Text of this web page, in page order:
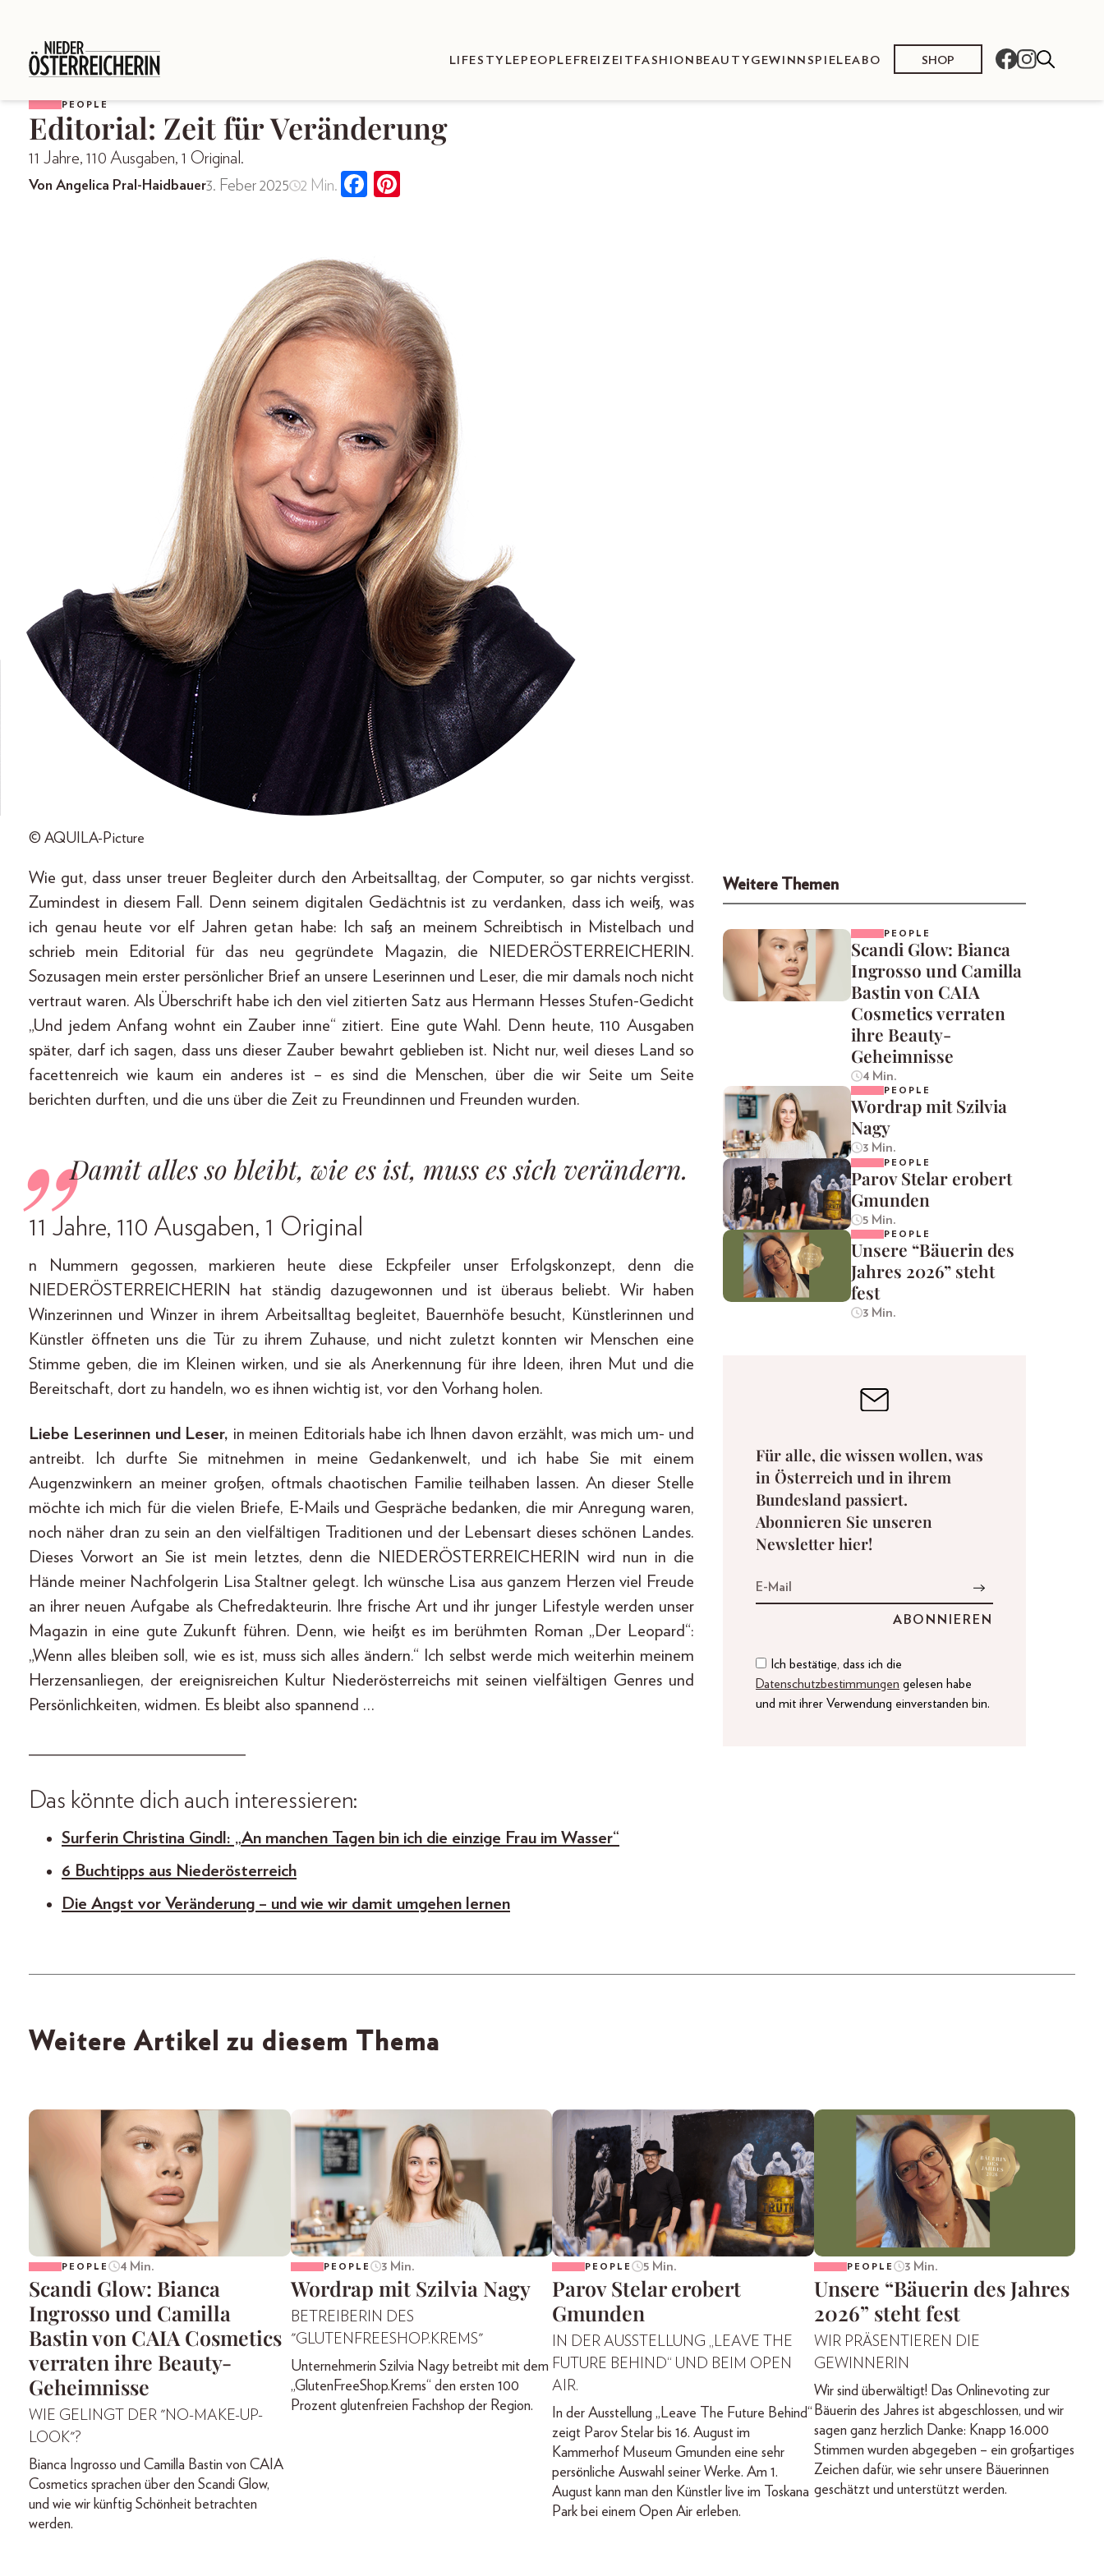
LIFESTYLE PEOPLE FREIZEIT FASHION BEAUTY GEWINNSPIELEABO SHOP
PEOPLE
Editorial: Zeit für Veränderung
11 Jahre, 110 Ausgaben, 1 Original.
Von Angelica Pral-Haidbauer3. Feber 2025 2 Min.
© AQUILA-Picture
Wie gut, dass unser treuer Begleiter durch den Arbeitsalltag, der Computer, so gar nichts vergisst.
Zumindest in diesem Fall. Denn seinem digitalen Gedächtnis ist zu verdanken, dass ich weiß, was
ich genau heute vor elf Jahren getan habe: Ich saß an meinem Schreibtisch in Mistelbach und
schrieb mein Editorial für das neu gegründete Magazin, die NIEDERÖSTERREICHERIN.
Sozusagen mein erster persönlicher Brief an unsere Leserinnen und Leser, die mir damals noch nicht
vertraut waren. Als Überschrift habe ich den viel zitierten Satz aus Hermann Hesses Stufen-Gedicht
„Und jedem Anfang wohnt ein Zauber inne“ zitiert. Eine gute Wahl. Denn heute, 110 Ausgaben
später, darf ich sagen, dass uns dieser Zauber bewahrt geblieben ist. Nicht nur, weil dieses Land so
facettenreich wie kaum ein anderes ist – es sind die Menschen, über die wir Seite um Seite
berichten durften, und die uns über die Zeit zu Freundinnen und Freunden wurden.
Damit alles so bleibt, wie es ist, muss es sich verändern.
11 Jahre, 110 Ausgaben, 1 Original
n Nummern gegossen, markieren heute diese Eckpfeiler unser Erfolgskonzept, denn die
NIEDERÖSTERREICHERIN hat ständig dazugewonnen und ist überaus beliebt. Wir haben
Winzerinnen und Winzer in ihrem Arbeitsalltag begleitet, Bauernhöfe besucht, Künstlerinnen und
Künstler öffneten uns die Tür zu ihrem Zuhause, und nicht zuletzt konnten wir Menschen eine
Stimme geben, die im Kleinen wirken, und sie als Anerkennung für ihre Ideen, ihren Mut und die
Bereitschaft, dort zu handeln, wo es ihnen wichtig ist, vor den Vorhang holen.
Liebe Leserinnen und Leser, in meinen Editorials habe ich Ihnen davon erzählt, was mich um- und
antreibt. Ich durfte Sie mitnehmen in meine Gedankenwelt, und ich habe Sie mit einem
Augenzwinkern an meiner großen, oftmals chaotischen Familie teilhaben lassen. An dieser Stelle
möchte ich mich für die vielen Briefe, E-Mails und Gespräche bedanken, die mir Anregung waren,
noch näher dran zu sein an den vielfältigen Traditionen und der Lebensart dieses schönen Landes.
Dieses Vorwort an Sie ist mein letztes, denn die NIEDERÖSTERREICHERIN wird nun in die
Hände meiner Nachfolgerin Lisa Staltner gelegt. Ich wünsche Lisa aus ganzem Herzen viel Freude
an ihrer neuen Aufgabe als Chefredakteurin. Ihre frische Art und ihr junger Lifestyle werden unser
Magazin in eine gute Zukunft führen. Denn, wie heißt es im berühmten Roman „Der Leopard“:
„Wenn alles bleiben soll, wie es ist, muss sich alles ändern.“ Ich selbst werde mich weiterhin meinem
Herzensanliegen, der ereignisreichen Kultur Niederösterreichs mit seinen vielfältigen Genres und
Persönlichkeiten, widmen. Es bleibt also spannend …
Das könnte dich auch interessieren:
Surferin Christina Gindl: „An manchen Tagen bin ich die einzige Frau im Wasser“
6 Buchtipps aus Niederösterreich
Die Angst vor Veränderung – und wie wir damit umgehen lernen
Weitere Themen
PEOPLE
Scandi Glow: Bianca
Ingrosso und Camilla
Bastin von CAIA
Cosmetics verraten
ihre Beauty-
Geheimnisse
4 Min.
PEOPLE
Wordrap mit Szilvia
Nagy
3 Min.
PEOPLE
Parov Stelar erobert
Gmunden
5 Min.
PEOPLE
Unsere “Bäuerin des
Jahres 2026” steht
fest
3 Min.
Für alle, die wissen wollen, was
in Österreich und in ihrem
Bundesland passiert.
Abonnieren Sie unseren
Newsletter hier!
Ich bestätige, dass ich die
Datenschutzbestimmungen gelesen habe
und mit ihrer Verwendung einverstanden bin.
Weitere Artikel zu diesem Thema
PEOPLE 4 Min.
Scandi Glow: Bianca
Ingrosso und Camilla
Bastin von CAIA Cosmetics
verraten ihre Beauty-
Geheimnisse
WIE GELINGT DER "NO-MAKE-UP-
LOOK"?
Bianca Ingrosso und Camilla Bastin von CAIA
Cosmetics sprachen über den Scandi Glow,
und wie wir künftig Schönheit betrachten
werden.
PEOPLE 3 Min.
Wordrap mit Szilvia Nagy
BETREIBERIN DES
"GLUTENFREESHOP.KREMS"
Unternehmerin Szilvia Nagy betreibt mit dem
„GlutenFreeShop.Krems“ den ersten 100
Prozent glutenfreien Fachshop der Region.
PEOPLE 5 Min.
Parov Stelar erobert
Gmunden
IN DER AUSSTELLUNG „LEAVE THE
FUTURE BEHIND“ UND BEIM OPEN
AIR.
In der Ausstellung „Leave The Future Behind“
zeigt Parov Stelar bis 16. August im
Kammerhof Museum Gmunden eine sehr
persönliche Auswahl seiner Werke. Am 1.
August kann man den Künstler live im Toskana
Park bei einem Open Air erleben.
PEOPLE 3 Min.
Unsere “Bäuerin des Jahres
2026” steht fest
WIR PRÄSENTIEREN DIE
GEWINNERIN
Wir sind überwältigt! Das Onlinevoting zur
Bäuerin des Jahres ist abgeschlossen, und wir
sagen ganz herzlich Danke: Knapp 16.000
Stimmen wurden abgegeben – ein großartiges
Zeichen dafür, wie sehr unsere Bäuerinnen
geschätzt und unterstützt werden.